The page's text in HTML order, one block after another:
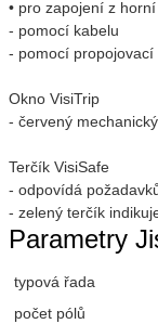
• pro zapojení z
- pomocí kabelu
- pomocí propojovací
Okno VisiTrip
- červený
Terčík VisiSafe
- odpovídá
- zelený terčík
Parametry
typová řada
počet pólů